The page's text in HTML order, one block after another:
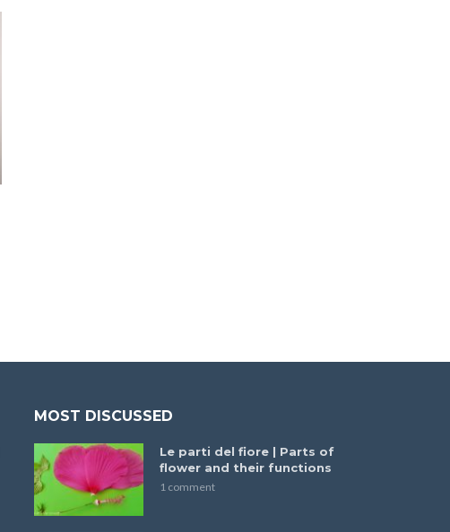
MOST DISCUSSED
Le parti del fiore | Parts of
flower and their functions
1 comment